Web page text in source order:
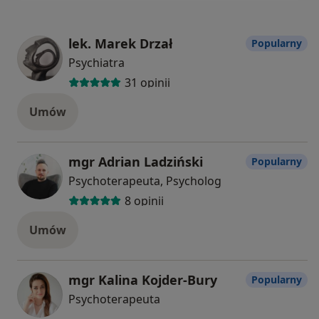
lek. Marek Drzał
Psychiatra
31 opinii
Popularny
Umów
mgr Adrian Ladziński
Psychoterapeuta, Psycholog
8 opinii
Popularny
Umów
mgr Kalina Kojder-Bury
Psychoterapeuta
Popularny